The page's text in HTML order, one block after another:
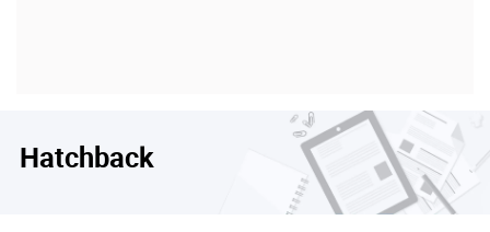
Hatchback